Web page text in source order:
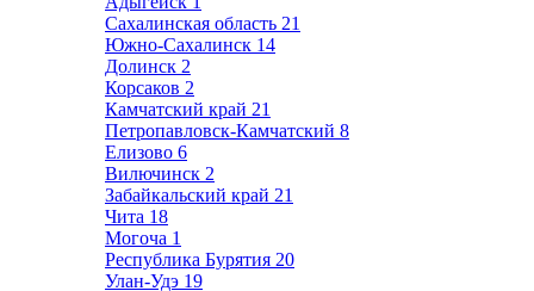
Сахалинская область 21
Южно-Сахалинск 14
Долинск 2
Корсаков 2
Камчатский край 21
Петропавловск-Камчатский 8
Елизово 6
Вилючинск 2
Забайкальский край 21
Чита 18
Могоча 1
Республика Бурятия 20
Улан-Удэ 19